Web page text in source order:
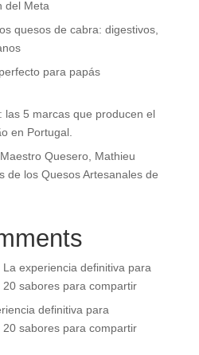
del Meta
quesos de cabra: digestivos,
para papás
las 5 marcas que producen el
en Portugal.
Quesero, Mathieu
de los Quesos Artesanales de
La experiencia definitiva para
sabores para compartir
definitiva para
sabores para compartir